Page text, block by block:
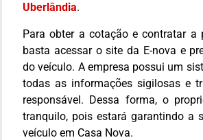
Uberlândia.
Para obter a cotação e contratar a
basta acessar o site da E-nova e
do veículo. A empresa possui um
todas as informações sigilosas e
responsável. Dessa forma, o
tranquilo, pois estará garantindo a
veículo em Casa Nova.